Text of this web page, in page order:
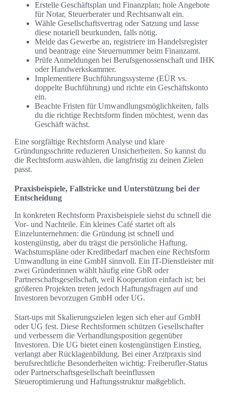
Erstelle Geschäftsplan und Finanzplan; hole Angebote
für Notar, Steuerberater und Rechtsanwalt ein.
Wähle Gesellschaftsvertrag oder Satzung und lasse
diese notariell beurkunden, falls nötig.
Melde das Gewerbe an, registriere im Handelsregister
und beantrage eine Steuernummer beim Finanzamt.
Prüfe Anmeldungen bei Berufsgenossenschaft und IHK
oder Handwerkskammer.
Implementiere Buchführungssysteme (EÜR vs.
doppelte Buchführung) und richte ein Geschäftskonto
ein.
Beachte Fristen für Umwandlungsmöglichkeiten, falls
du die richtige Rechtsform finden möchtest, wenn das
Geschäft wächst.
Eine sorgfältige Rechtsform Analyse und klare
Gründungsschritte reduzieren Unsicherheiten. So kannst du
die Rechtsform auswählen, die langfristig zu deinen Zielen
passt.
Praxisbeispiele, Fallstricke und Unterstützung bei der
Entscheidung
In konkreten Rechtsform Praxisbeispiele siehst du schnell die
Vor- und Nachteile. Ein kleines Café startet oft als
Einzelunternehmen: die Gründung ist schnell und
kostengünstig, aber du trägst die persönliche Haftung.
Wachstumspläne oder Kreditbedarf machen eine Rechtsform
Umwandlung in eine GmbH sinnvoll. Ein IT-Dienstleister mit
zwei Gründerinnen wählt häufig eine GbR oder
Partnerschaftsgesellschaft, weil Kooperation einfach ist; bei
größeren Projekten treten jedoch Haftungsfragen auf und
Investoren bevorzugen GmbH oder UG.
Start-ups mit Skalierungszielen legen sich eher auf GmbH
oder UG fest. Diese Rechtsformen schützen Gesellschafter
und verbessern die Verhandlungsposition gegenüber
Investoren. Die UG bietet einen kostengünstigen Einstieg,
verlangt aber Rücklagenbildung. Bei einer Arztpraxis sind
berufsrechtliche Besonderheiten wichtig: Freiberufler-Status
oder Partnerschaftsgesellschaft beeinflussen
Steueroptimierung und Haftungsstruktur maßgeblich.